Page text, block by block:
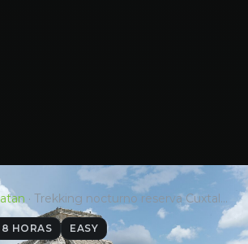
· Trekking nocturno reserva Cuxtal…
HORAS EASY